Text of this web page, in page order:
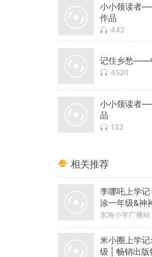
小小领读者
作品
442
记住乡愁——
4520
小小领读者
品
132
相关推荐
李哪吒上学
涂一年级&神
级
东海小学广播站
米小圈上学
级 | 畅销出版